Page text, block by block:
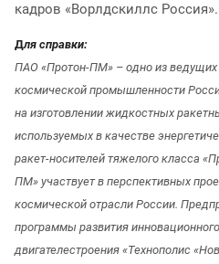
кадров «Ворлдскиллс Россия».
Для справки:
ПАО «Протон-ПМ» – одно из ведущих
космической промышленности
на изготовлении жидкостных
используемых в качестве
ракет-носителей тяжелого класса
ПМ» участвует в перспективных
космической отрасли России.
программы развития
двигателестроения «Технополис